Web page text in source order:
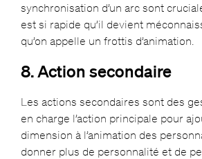
synchronisation d’un arc sont
est si rapide qu’il devient
qu’on appelle un frottis d’animation.
8. Action secondaire
Les actions secondaires sont des
en charge l’action principale pour
dimension à l’animation des
donner plus de personnalité et de